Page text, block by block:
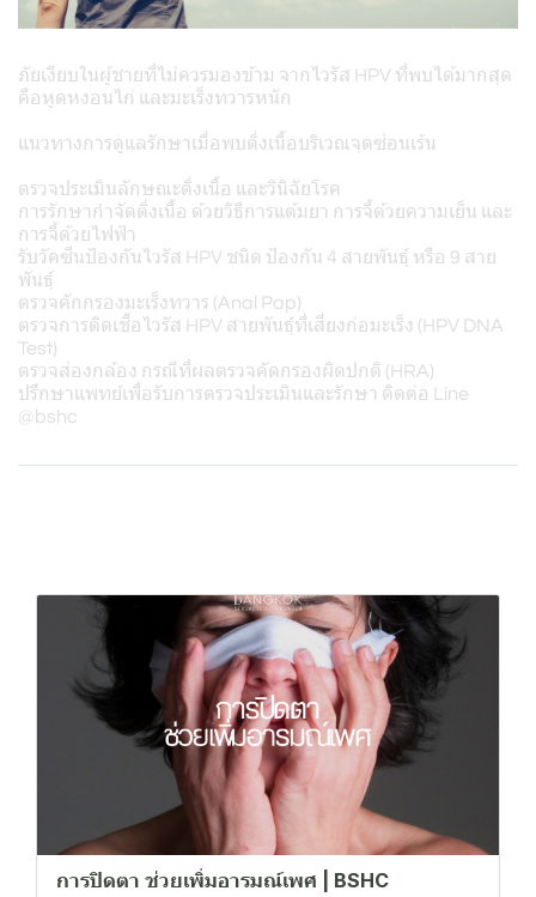
ภัยเงียบในผู้ชายที่ไม่ควรมองข้าม จากไวรัส HPV ที่พบได้มากสุด
คือหูดหงอนไก่ และมะเร็งทวารหนัก
แนวทางการดูแลรักษาเมื่อพบติ่งเนื้อบริเวณจุดซ่อนเร้น
ตรวจประเมินลักษณะติ่งเนื้อ และวินิฉัยโรค
การรักษากำจัดติ่งเนื้อ ด้วยวิธีการแต้มยา การจี้ด้วยความเย็น และ
การจี้ด้วยไฟฟ้า
รับวัคซีนป้องกันไวรัส HPV ชนิด ป้องกัน 4 สายพันธุ์ หรือ 9 สาย
พันธุ์
ตรวจคักกรองมะเร็งทวาร (Anal Pap)
ตรวจการติดเชื้อไวรัส HPV สายพันธุ์ที่เสี่ยงก่อมะเร็ง (HPV DNA
Test)
ตรวจส่องกล้อง กรณีที่ผลตรวจคัดกรองผิดปกติ (HRA)
ปรึกษาแพทย์เพื่อรับการตรวจประเมินและรักษา ติดต่อ Line
@bshc
การปิดตา ช่วยเพิ่มอารมณ์เพศ | BSHC